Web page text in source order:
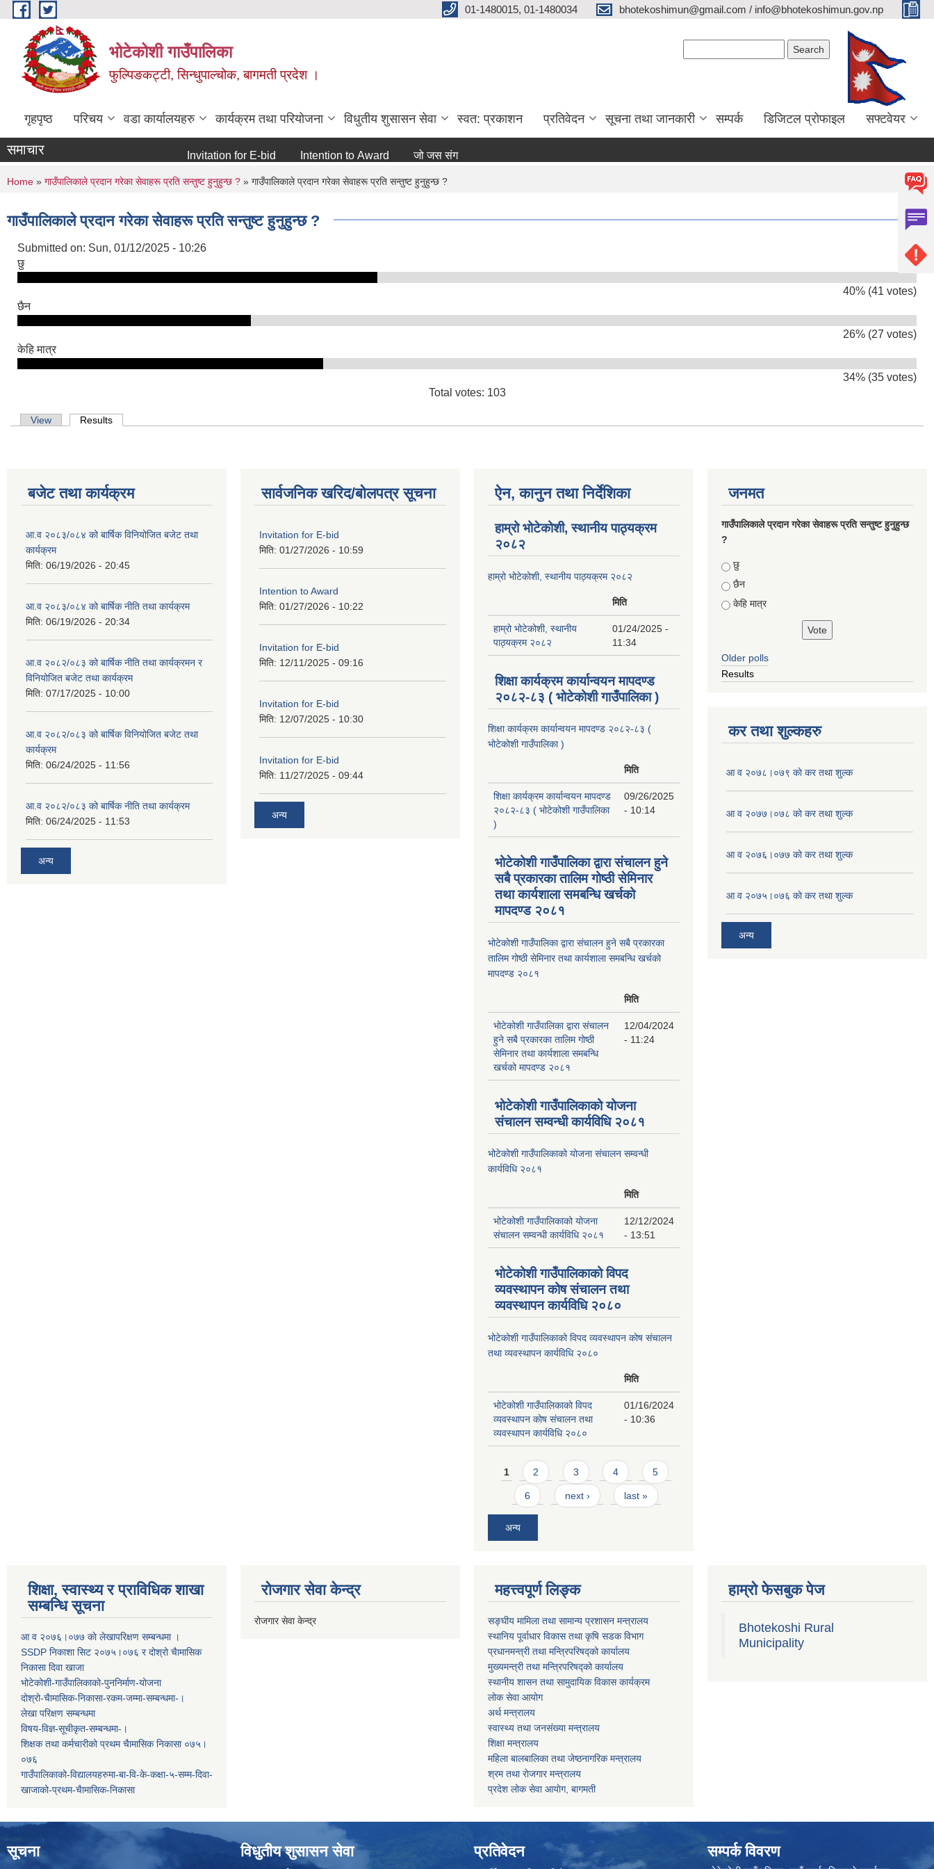
Skip to main content 01-1480015, 01-1480034 bhotekoshimun@gmail.com / info@bhotekoshimun.gov.np
भोटेकोशी गाउँपालिका
फुल्पिङकट्टी, सिन्धुपाल्चोक, बागमती प्रदेश ।
गृहपृष्ठ परिचय वडा कार्यालयहरु कार्यक्रम तथा परियोजना विधुतीय शुसासन सेवा स्वत: प्रकाशन प्रतिवेदन सूचना तथा जानकारी सम्पर्क डिजिटल प्रोफाइल सफ्टवेयर
समाचार Invitation for E-bid Intention to Award जो जस संग सम्बन्धित छ ।
You are here
Home » गाउँपालिकाले प्रदान गरेका सेवाहरू प्रति सन्तुष्ट हुनुहुन्छ ? » गाउँपालिकाले प्रदान गरेका सेवाहरू प्रति सन्तुष्ट हुनुहुन्छ ?
गाउँपालिकाले प्रदान गरेका सेवाहरू प्रति सन्तुष्ट हुनुहुन्छ ?
Submitted on: Sun, 01/12/2025 - 10:26
छु
40% (41 votes)
छैन
26% (27 votes)
केहि मात्र
34% (35 votes)
Total votes: 103
Primary tabs
View Results
बजेट तथा कार्यक्रम
आ.व २०८३/०८४ को बार्षिक विनियोजित बजेट तथा
कार्यक्रम
मिति: 06/19/2026 - 20:45
आ.व २०८३/०८४ को बार्षिक नीति तथा कार्यक्रम
मिति: 06/19/2026 - 20:34
आ.व २०८२/०८३ को बार्षिक नीति तथा कार्यक्रमन र
विनियोजित बजेट तथा कार्यक्रम
मिति: 07/17/2025 - 10:00
आ.व २०८२/०८३ को बार्षिक विनियोजित बजेट तथा
कार्यक्रम
मिति: 06/24/2025 - 11:56
आ.व २०८२/०८३ को बार्षिक नीति तथा कार्यक्रम
मिति: 06/24/2025 - 11:53
अन्य
सार्वजनिक खरिद/बोलपत्र सूचना
Invitation for E-bid
मिति: 01/27/2026 - 10:59
Intention to Award
मिति: 01/27/2026 - 10:22
Invitation for E-bid
मिति: 12/11/2025 - 09:16
Invitation for E-bid
मिति: 12/07/2025 - 10:30
Invitation for E-bid
मिति: 11/27/2025 - 09:44
अन्य
ऐन, कानुन तथा निर्देशिका
हाम्रो भोटेकोशी, स्थानीय पाठ्यक्रम
२०८२
हाम्रो भोटेकोशी, स्थानीय पाठ्यक्रम २०८२
मिति
हाम्रो भोटेकोशी, स्थानीय
पाठ्यक्रम २०८२
01/24/2025 -
11:34
शिक्षा कार्यक्रम कार्यान्वयन मापदण्ड
२०८२-८३ ( भोटेकोशी गाउँपालिका )
शिक्षा कार्यक्रम कार्यान्वयन मापदण्ड २०८२-८३ (
भोटेकोशी गाउँपालिका )
मिति
शिक्षा कार्यक्रम कार्यान्वयन मापदण्ड
२०८२-८३ ( भोटेकोशी गाउँपालिका
)
09/26/2025
- 10:14
भोटेकोशी गाउँपालिका द्वारा संचालन हुने
सबै प्रकारका तालिम गोष्ठी सेमिनार
तथा कार्यशाला समबन्धि खर्चको
मापदण्ड २०८१
भोटेकोशी गाउँपालिका द्वारा संचालन हुने सबै प्रकारका
तालिम गोष्ठी सेमिनार तथा कार्यशाला समबन्धि खर्चको
मापदण्ड २०८१
मिति
भोटेकोशी गाउँपालिका द्वारा संचालन
हुने सबै प्रकारका तालिम गोष्ठी
सेमिनार तथा कार्यशाला समबन्धि
खर्चको मापदण्ड २०८१
12/04/2024
- 11:24
भोटेकोशी गाउँपालिकाको योजना
संचालन सम्वन्धी कार्यविधि २०८१
भोटेकोशी गाउँपालिकाको योजना संचालन सम्वन्धी
कार्यविधि २०८१
मिति
भोटेकोशी गाउँपालिकाको योजना
संचालन सम्वन्धी कार्यविधि २०८१
12/12/2024
- 13:51
भोटेकोशी गाउँपालिकाको विपद
व्यवस्थापन कोष संचालन तथा
व्यवस्थापन कार्यविधि २०८०
भोटेकोशी गाउँपालिकाको विपद व्यवस्थापन कोष संचालन
तथा व्यवस्थापन कार्यविधि २०८०
मिति
भोटेकोशी गाउँपालिकाको विपद
व्यवस्थापन कोष संचालन तथा
व्यवस्थापन कार्यविधि २०८०
01/16/2024
- 10:36
Pages
1 2 3 4 5
6 next › last »
अन्य
जनमत
गाउँपालिकाले प्रदान गरेका सेवाहरू प्रति सन्तुष्ट हुनुहुन्छ
?
Choices
छु
छैन
केहि मात्र
Older polls
Results
कर तथा शुल्कहरु
आ व २०७८।०७९ काे कर तथा शुल्क
आ व २०७७।०७८ काे कर तथा शुल्क
आ व २०७६।०७७ काे कर तथा शुल्क
आ व २०७५।०७६ काे कर तथा शुल्क
अन्य
शिक्षा, स्वास्थ्य र प्राविधिक शाखा
सम्बन्धि सूचना
आ व २०७६।०७७ काे लेखापरिक्षण सम्बन्धमा ।
SSDP निकाशा सिट २०७५।०७६ र दोश्रो चैामासिक
निकासा दिवा खाजा
भोटेकोशी-गाउँपालिकाको-पुननिर्माण-योजना
दोश्रो-चैामासिक-निकासा-रकम-जम्मा-सम्बन्धमा-।
लेखा परिक्षण सम्बन्धमा
विषय-विज्ञ-सूचीकृत-सम्बन्धमा-।
शिक्षक तथा कर्मचारीको प्रथम च‌ैामासिक निकासा ०७५।
०७६
गाउँपालिकाको-विद्यालयहरुमा-बा-वि-के-कक्षा-५-सम्म-दिवा-
खाजाको-प्रथम-चैामासिक-निकासा
रोजगार सेवा केन्द्र
रोजगार सेवा केन्द्र
महत्त्वपूर्ण लिङ्क
सङ्घीय मामिला तथा सामान्य प्रशासन मन्त्रालय
स्थानिय पूर्वाधार विकास तथा कृषि सडक विभाग
प्रधानमन्त्री तथा मन्त्रिपरिषद्को कार्यालय
मुख्यमन्त्री तथा मन्त्रिपरिषद्को कार्यालय
स्थानीय शासन तथा सामुदायिक विकास कार्यक्रम
लोक सेवा आयोग
अर्थ मन्त्रालय
स्वास्थ्य तथा जनस‌ंख्या मन्त्रालय
शिक्षा मन्त्रालय
महिला बालबालिका तथा जेष्ठनागरिक मन्त्रालय
श्रम तथा राेजगार मन्त्रालय
प्रदेश लोक सेवा आयाेग, बागमती
हाम्रो फेसबुक पेज
Bhotekoshi Rural
Municipality
सूचना विधुतीय शुसासन सेवा प्रतिवेदन सम्पर्क विवरण